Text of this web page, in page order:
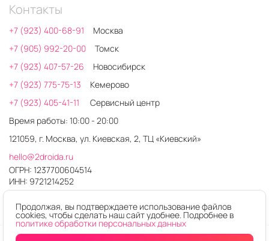
Контакты
+7 (923) 400-68-91
Москва
+7 (905) 992-20-00
Томск
+7 (923) 407-57-26
Новосибирск
+7 (923) 775-75-13
Кемерово
+7 (923) 405-41-11
Сервисный центр
Время работы: 10:00 - 20:00
121059, г. Москва, ул. Киевская, 2, ТЦ «Киевский»
hello@2droida.ru
ОГРН: 1237700604514
ИНН: 9721214252
Продолжая, вы подтверждаете использование файлов
cookies, чтобы сделать наш сайт удобнее. Подробнее в
политике обработки персональных данных